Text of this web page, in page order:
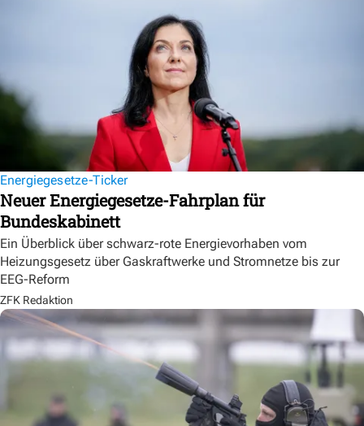
Energiegesetze-Ticker
Neuer Energiegesetze-Fahrplan für
Bundeskabinett
Ein Überblick über schwarz-rote Energievorhaben vom
Heizungsgesetz über Gaskraftwerke und Stromnetze bis zur
EEG-Reform
ZFK Redaktion